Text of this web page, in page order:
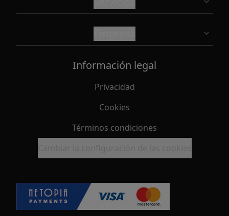
Información legal
Privacidad
Cookies
Términos condiciones